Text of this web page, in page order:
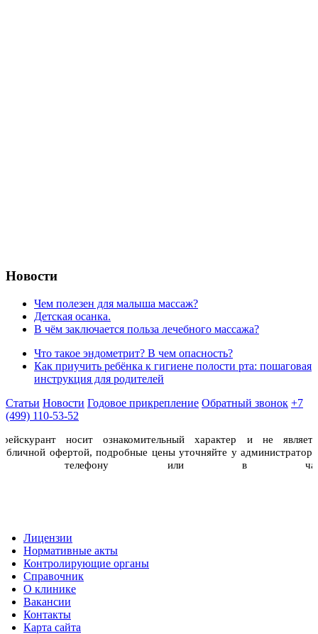
Новости
Чем полезен для малыша массаж?
Детская осанка.
В чём заключается польза лечебного массажа?
Что такое эндометрит? В чем опасность?
Как приучить ребёнка к гигиене полости рта: пошаговая
инструкция для родителей
Статьи Новости Годовое прикрепление Обратный звонок +7
(499) 110-53-52
носит ознакомительный характер и не
офертой, подробные цены уточняйте у
телефону или в
Лицензии
Нормативные акты
Контролирующие органы
Справочник
О клинике
Вакансии
Контакты
Карта сайта